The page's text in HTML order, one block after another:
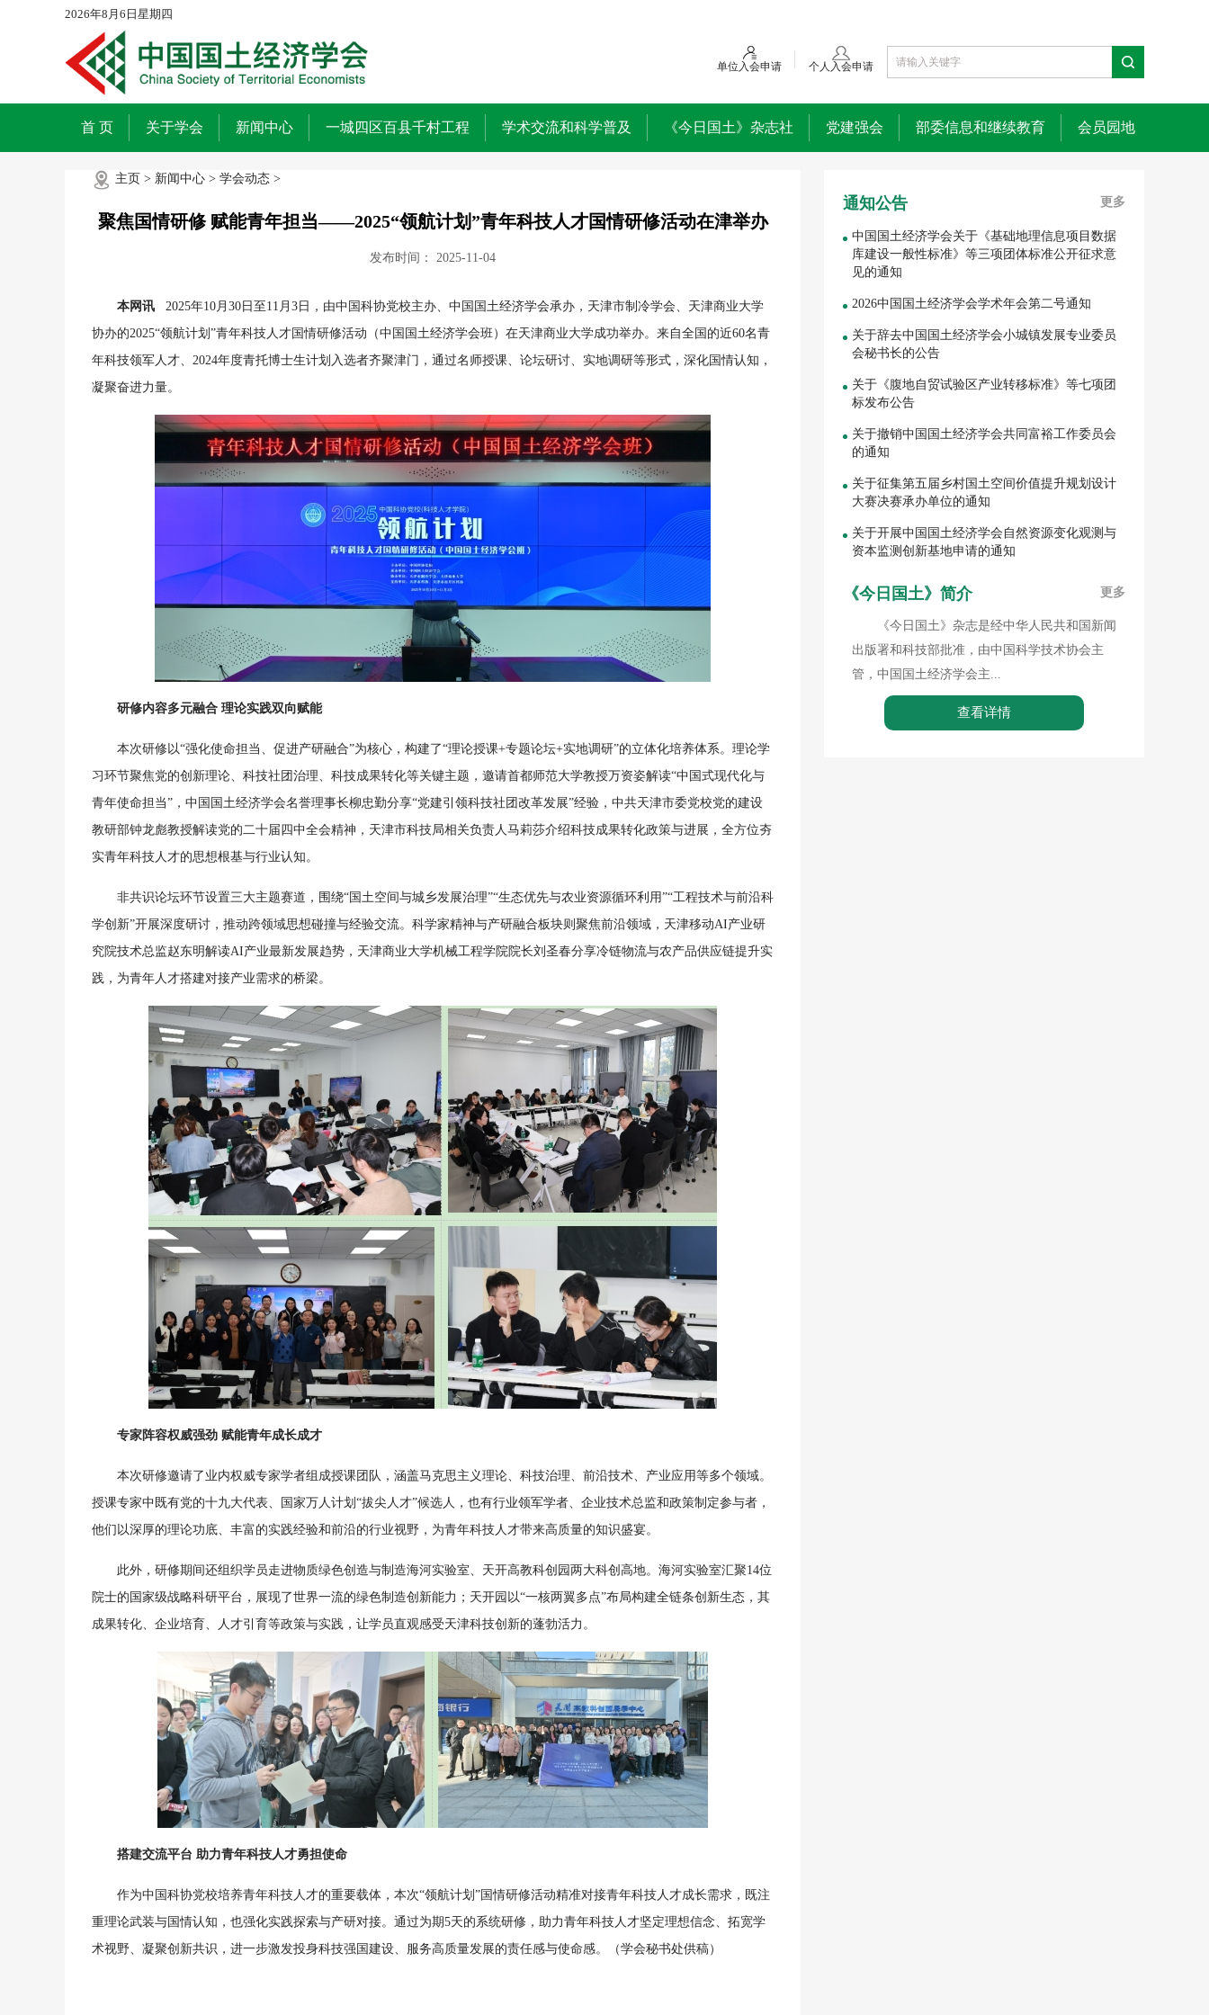
2026年8月6日星期四
单位入会申请 个人入会申请
首 页 关于学会 新闻中心 一城四区百县千村工程 学术交流和科学普及 《今日国土》杂志社 党建强会 部委信息和继续教育 会员园地
主页 > 新闻中心 > 学会动态 >
聚焦国情研修 赋能青年担当——2025“领航计划”青年科技人才国情研修活动在津举办
发布时间： 2025-11-04
本网讯 2025年10月30日至11月3日，由中国科协党校主办、中国国土经济学会承办，天津市制冷学会、天津商业大学
协办的2025“领航计划”青年科技人才国情研修活动（中国国土经济学会班）在天津商业大学成功举办。来自全国的近60名青
年科技领军人才、2024年度青托博士生计划入选者齐聚津门，通过名师授课、论坛研讨、实地调研等形式，深化国情认知，
凝聚奋进力量。
研修内容多元融合 理论实践双向赋能
本次研修以“强化使命担当、促进产研融合”为核心，构建了“理论授课+专题论坛+实地调研”的立体化培养体系。理论学
习环节聚焦党的创新理论、科技社团治理、科技成果转化等关键主题，邀请首都师范大学教授万资姿解读“中国式现代化与
青年使命担当”，中国国土经济学会名誉理事长柳忠勤分享“党建引领科技社团改革发展”经验，中共天津市委党校党的建设
教研部钟龙彪教授解读党的二十届四中全会精神，天津市科技局相关负责人马莉莎介绍科技成果转化政策与进展，全方位夯
实青年科技人才的思想根基与行业认知。
非共识论坛环节设置三大主题赛道，围绕“国土空间与城乡发展治理”“生态优先与农业资源循环利用”“工程技术与前沿科
学创新”开展深度研讨，推动跨领域思想碰撞与经验交流。科学家精神与产研融合板块则聚焦前沿领域，天津移动AI产业研
究院技术总监赵东明解读AI产业最新发展趋势，天津商业大学机械工程学院院长刘圣春分享冷链物流与农产品供应链提升实
践，为青年人才搭建对接产业需求的桥梁。
专家阵容权威强劲 赋能青年成长成才
本次研修邀请了业内权威专家学者组成授课团队，涵盖马克思主义理论、科技治理、前沿技术、产业应用等多个领域。
授课专家中既有党的十九大代表、国家万人计划“拔尖人才”候选人，也有行业领军学者、企业技术总监和政策制定参与者，
他们以深厚的理论功底、丰富的实践经验和前沿的行业视野，为青年科技人才带来高质量的知识盛宴。
此外，研修期间还组织学员走进物质绿色创造与制造海河实验室、天开高教科创园两大科创高地。海河实验室汇聚14位
院士的国家级战略科研平台，展现了世界一流的绿色制造创新能力；天开园以“一核两翼多点”布局构建全链条创新生态，其
成果转化、企业培育、人才引育等政策与实践，让学员直观感受天津科技创新的蓬勃活力。
搭建交流平台 助力青年科技人才勇担使命
作为中国科协党校培养青年科技人才的重要载体，本次“领航计划”国情研修活动精准对接青年科技人才成长需求，既注
重理论武装与国情认知，也强化实践探索与产研对接。通过为期5天的系统研修，助力青年科技人才坚定理想信念、拓宽学
术视野、凝聚创新共识，进一步激发投身科技强国建设、服务高质量发展的责任感与使命感。（学会秘书处供稿）
通知公告 更多
中国国土经济学会关于《基础地理信息项目数据
库建设一般性标准》等三项团体标准公开征求意
见的通知
2026中国国土经济学会学术年会第二号通知
关于辞去中国国土经济学会小城镇发展专业委员
会秘书长的公告
关于《腹地自贸试验区产业转移标准》等七项团
标发布公告
关于撤销中国国土经济学会共同富裕工作委员会
的通知
关于征集第五届乡村国土空间价值提升规划设计
大赛决赛承办单位的通知
关于开展中国国土经济学会自然资源变化观测与
资本监测创新基地申请的通知
《今日国土》简介 更多
《今日国土》杂志是经中华人民共和国新闻
出版署和科技部批准，由中国科学技术协会主
管，中国国土经济学会主...
查看详情